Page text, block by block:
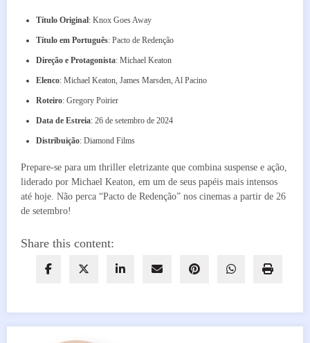
Título Original: Knox Goes Away
Título em Português: Pacto de Redenção
Direção e Protagonista: Michael Keaton
Elenco: Michael Keaton, James Marsden, Al Pacino
Roteiro: Gregory Poirier
Data de Estreia: 26 de setembro de 2024
Distribuição: Diamond Films
Prepare-se para um thriller eletrizante que combina suspense e ação,
liderado por Michael Keaton, em um de seus papéis mais intensos
até hoje. Não perca “Pacto de Redenção” nos cinemas a partir de 26
de setembro!
Share this content: